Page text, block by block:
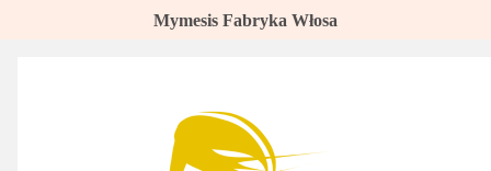
Mymesis Fabryka Włosa